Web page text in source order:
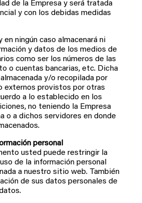
de la Empresa y será tratada
y con los debidas medidas
en ningún caso almacenará ni
y datos de los medios de
como ser los números de las
o cuentas bancarias, etc. Dicha
y/o recopilada por
externos provistos por otras
a lo establecido en los
no teniendo la Empresa
o a dichos servidores en donde
personal
usted puede restringir la
de la información personal
a nuestro sitio web. También
de sus datos personales de